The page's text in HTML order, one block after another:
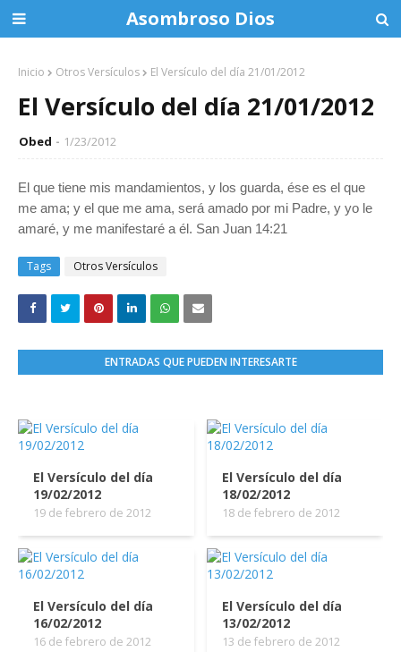
Asombroso Dios
Inicio Otros Versículos El Versículo del día 21/01/2012
El Versículo del día 21/01/2012
Obed 1/23/2012
El que tiene mis mandamientos, y los guarda, ése es el que
me ama; y el que me ama, será amado por mi Padre, y yo le
amaré, y me manifestaré a él. San Juan 14:21
Tags Otros Versículos
ENTRADAS QUE PUEDEN INTERESARTE
El Versículo del día
19/02/2012
19 de febrero de 2012
El Versículo del día
18/02/2012
18 de febrero de 2012
El Versículo del día
16/02/2012
16 de febrero de 2012
El Versículo del día
13/02/2012
13 de febrero de 2012